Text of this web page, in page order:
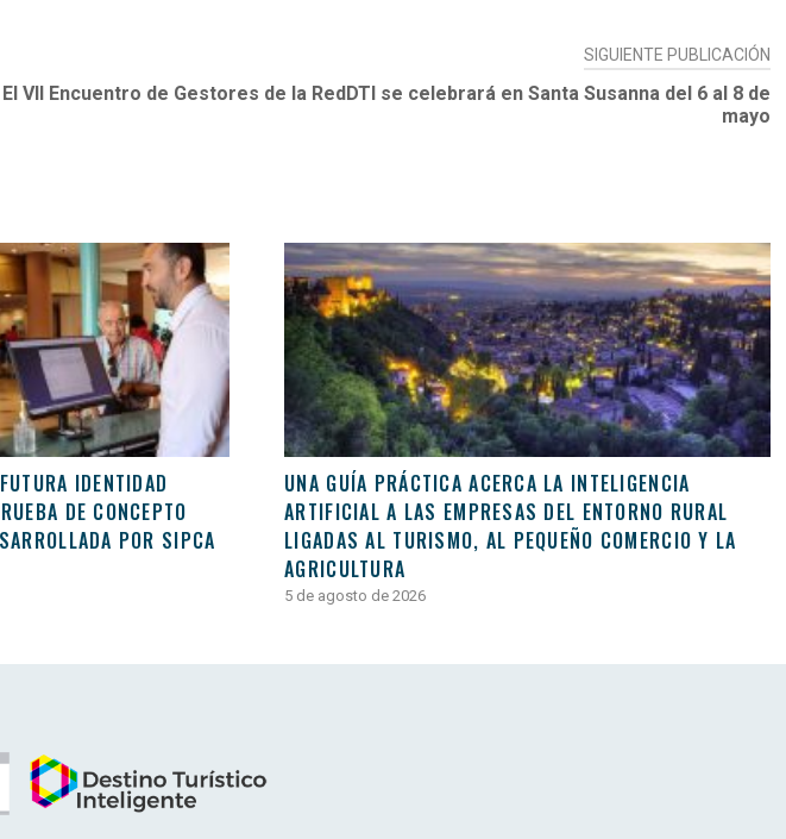
SIGUIENTE PUBLICACIÓN
El VII Encuentro de Gestores de la RedDTI se celebrará en Santa Susanna del 6 al 8 de
mayo
IDENTIDAD
DE CONCEPTO
POR SIPCA
UNA GUÍA PRÁCTICA ACERCA LA INTELIGENCIA
ARTIFICIAL A LAS EMPRESAS DEL ENTORNO RURAL
LIGADAS AL TURISMO, AL PEQUEÑO COMERCIO Y LA
AGRICULTURA
5 de agosto de 2026